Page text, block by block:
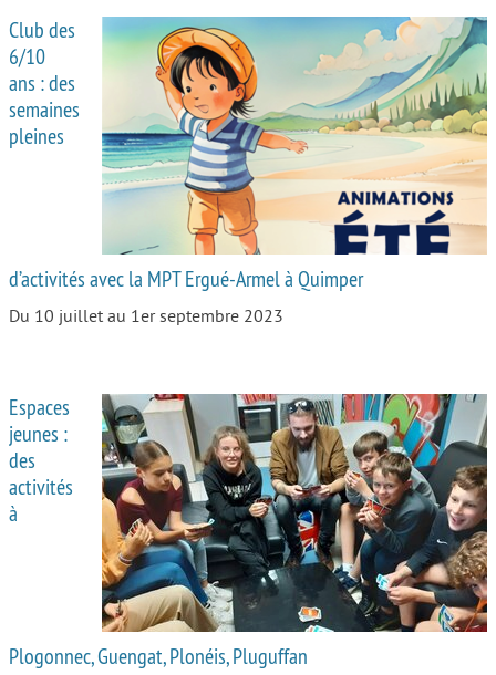
Club des
6/10
ans : des
semaines
pleines
d’activités avec la MPT Ergué-Armel à Quimper
Du 10 juillet au 1er septembre 2023
Espaces
jeunes :
des
activités
à
Plogonnec, Guengat, Plonéis, Pluguffan